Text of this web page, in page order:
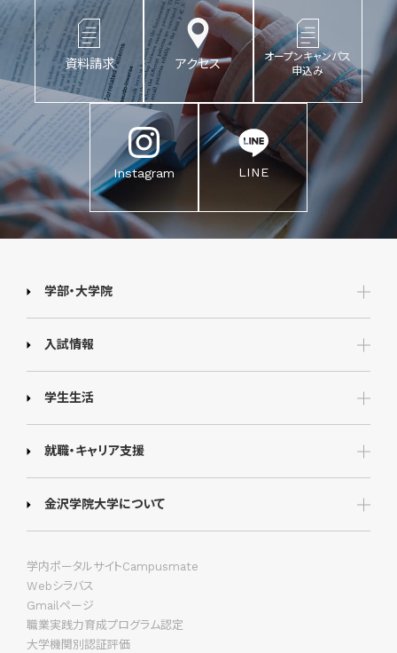
資料請求 アクセス
オープンキャンパス
申込み
Instagram LINE
学部・大学院
入試情報
学生生活
就職・キャリア支援
金沢学院大学について
学内ポータルサイトCampusmate
Webシラバス
Gmailページ
職業実践力育成プログラム認定
大学機関別認証評価